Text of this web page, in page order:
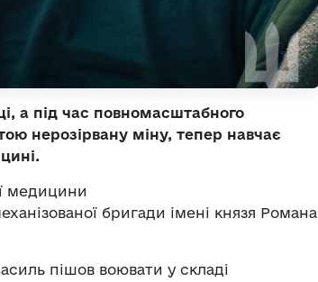
а під час повномасштабного
нерозірвану міну, тепер навчає
медицини
бригади імені князя Романа
пішов воювати у складі